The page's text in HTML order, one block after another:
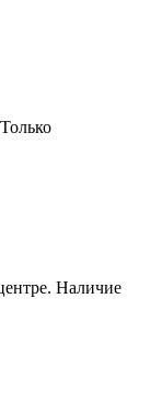
Наличие